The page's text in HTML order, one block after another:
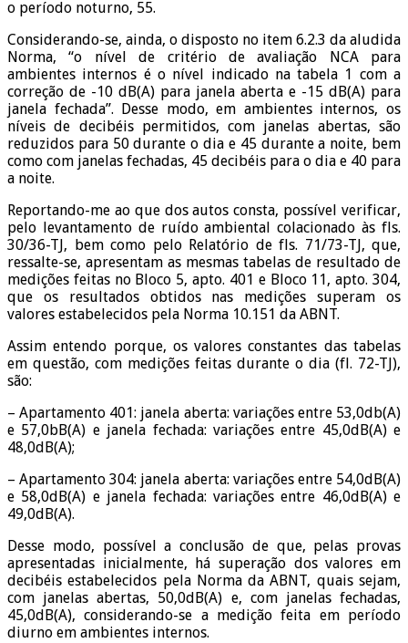
o período noturno, 55.
Considerando-se, ainda, o disposto no item 6.2.3 da aludida
Norma, “o nível de critério de avaliação NCA para
ambientes internos é o nível indicado na tabela 1 com a
correção de -10 dB(A) para janela aberta e -15 dB(A) para
janela fechada”. Desse modo, em ambientes internos, os
níveis de decibéis permitidos, com janelas abertas, são
reduzidos para 50 durante o dia e 45 durante a noite, bem
como com janelas fechadas, 45 decibéis para o dia e 40 para
a noite.
Reportando-me ao que dos autos consta, possível verificar,
pelo levantamento de ruído ambiental colacionado às fls.
30/36-TJ, bem como pelo Relatório de fls. 71/73-TJ, que,
ressalte-se, apresentam as mesmas tabelas de resultado de
medições feitas no Bloco 5, apto. 401 e Bloco 11, apto. 304,
que os resultados obtidos nas medições superam os
valores estabelecidos pela Norma 10.151 da ABNT.
Assim entendo porque, os valores constantes das tabelas
em questão, com medições feitas durante o dia (fl. 72-TJ),
são:
– Apartamento 401: janela aberta: variações entre 53,0db(A)
e 57,0bB(A) e janela fechada: variações entre 45,0dB(A) e
48,0dB(A);
– Apartamento 304: janela aberta: variações entre 54,0dB(A)
e 58,0dB(A) e janela fechada: variações entre 46,0dB(A) e
49,0dB(A).
Desse modo, possível a conclusão de que, pelas provas
apresentadas inicialmente, há superação dos valores em
decibéis estabelecidos pela Norma da ABNT, quais sejam,
com janelas abertas, 50,0dB(A) e, com janelas fechadas,
45,0dB(A), considerando-se a medição feita em período
diurno em ambientes internos.